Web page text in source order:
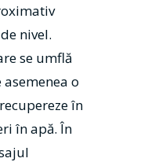
nivel.
se umflă
o
în
în apă. În